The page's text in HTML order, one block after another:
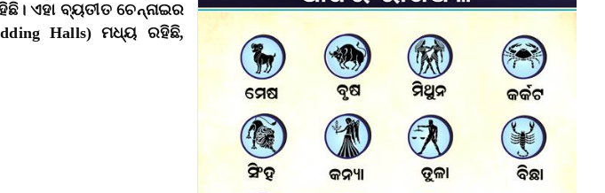
ଏହା ବ୍ୟତୀତ ଚେନ୍ନାଇର
Halls) ମଧ୍ୟ ରହିଛି,